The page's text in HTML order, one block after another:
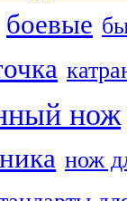
боевые
нож
нож